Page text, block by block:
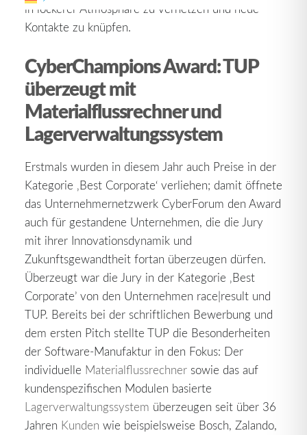
in lockerer Atmosphäre zu vernetzen und neue
Kontakte zu knüpfen.
CyberChampions Award: TUP
überzeugt mit
Materialflussrechner und
Lagerverwaltungssystem
Erstmals wurden in diesem Jahr auch Preise in der
Kategorie ‚Best Corporate‘ verliehen; damit öffnete
das Unternehmernetzwerk CyberForum den Award
auch für gestandene Unternehmen, die die Jury
mit ihrer Innovationsdynamik und
Zukunftsgewandtheit fortan überzeugen dürfen.
Überzeugt war die Jury in der Kategorie ‚Best
Corporate’ von den Unternehmen race|result und
TUP. Bereits bei der schriftlichen Bewerbung und
dem ersten Pitch stellte TUP die Besonderheiten
der Software-Manufaktur in den Fokus: Der
individuelle Materialflussrechner sowie das auf
kundenspezifischen Modulen basierte
Lagerverwaltungssystem überzeugen seit über 36
Jahren Kunden wie beispielsweise Bosch, Zalando,